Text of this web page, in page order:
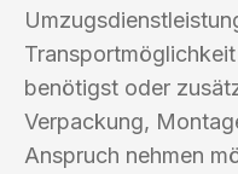
benötigst oder
Verpackung,
Anspruch nehmen